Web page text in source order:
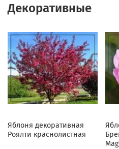
Декоративные
Яблоня декоративная
Роялти краснолистная